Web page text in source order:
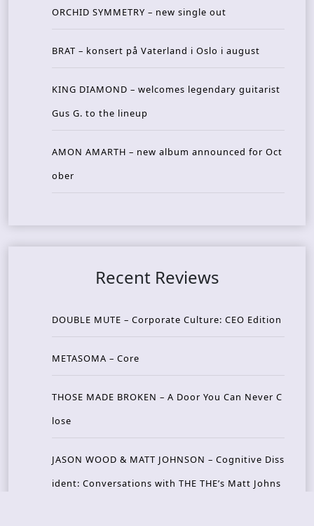
ORCHID SYMMETRY – new single out
BRAT – konsert på Vaterland i Oslo i august
KING DIAMOND – welcomes legendary guitarist
Gus G. to the lineup
AMON AMARTH – new album announced for Oct
ober
Recent Reviews
DOUBLE MUTE – Corporate Culture: CEO Edition
METASOMA – Core
THOSE MADE BROKEN – A Door You Can Never C
lose
JASON WOOD & MATT JOHNSON – Cognitive Diss
ident: Conversations with THE THE’s Matt Johns